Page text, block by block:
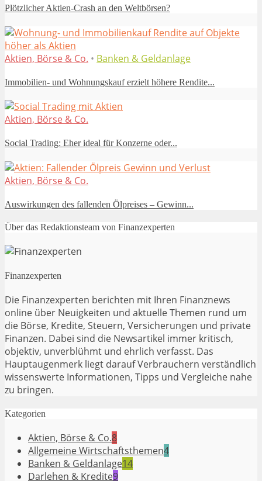
Plötzlicher Aktien-Crash an den Weltbörsen?
Aktien, Börse & Co. • Banken & Geldanlage
Immobilien- und Wohnungskauf erzielt höhere Rendite...
Aktien, Börse & Co.
Social Trading: Eher ideal für Konzerne oder...
Aktien, Börse & Co.
Auswirkungen des fallenden Ölpreises – Gewinn...
Über das Redaktionsteam von Finanzexperten
Finanzexperten
Die Finanzexperten berichten mit Ihren Finanznews
online über Neuigkeiten und aktuelle Themen rund um
die Börse, Kredite, Steuern, Versicherungen und private
Finanzen. Dabei sind die Newsartikel immer kritisch,
objektiv, unverblühmt und ehrlich verfasst. Das
Hauptaugenmerk liegt darauf Verbrauchern verständlich
wissenswerte Informationen, Tipps und Vergleiche nahe
zu bringen.
Kategorien
Aktien, Börse & Co.8
Allgemeine Wirtschaftsthemen4
Banken & Geldanlage14
Darlehen & Kredite9